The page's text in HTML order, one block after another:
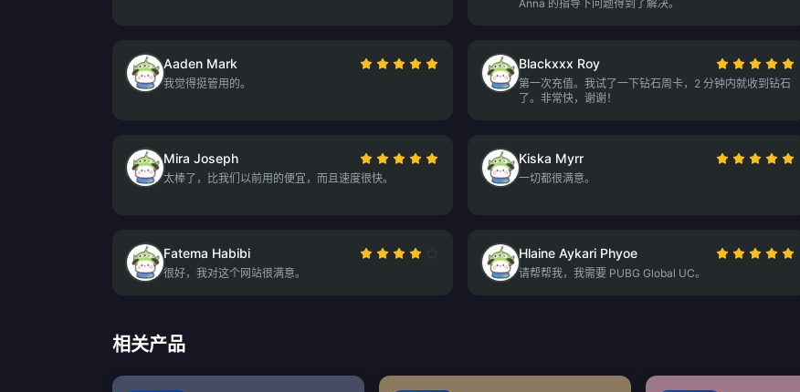
Anna 的指导下问题得到了解决。
Aaden Mark
我觉得挺管用的。
Blackxxx Roy
第一次充值。我试了一下钻石周卡，2 分钟内就收到钻石
了。非常快，谢谢！
Mira Joseph
太棒了，比我们以前用的便宜，而且速度很快。
Kiska Myrr
一切都很满意。
Fatema Habibi
很好，我对这个网站很满意。
Hlaine Aykari Phyoe
请帮帮我，我需要 PUBG Global UC。
相关产品